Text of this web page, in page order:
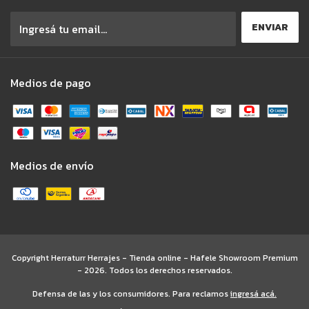
Medios de pago
Medios de envío
Copyright Herraturr Herrajes - Tienda online - Hafele Showroom Premium
- 2026. Todos los derechos reservados.
Defensa de las y los consumidores. Para reclamosingresá acá.